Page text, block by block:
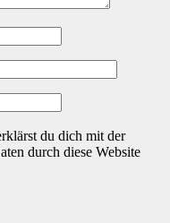
du dich mit der
durch diese Website